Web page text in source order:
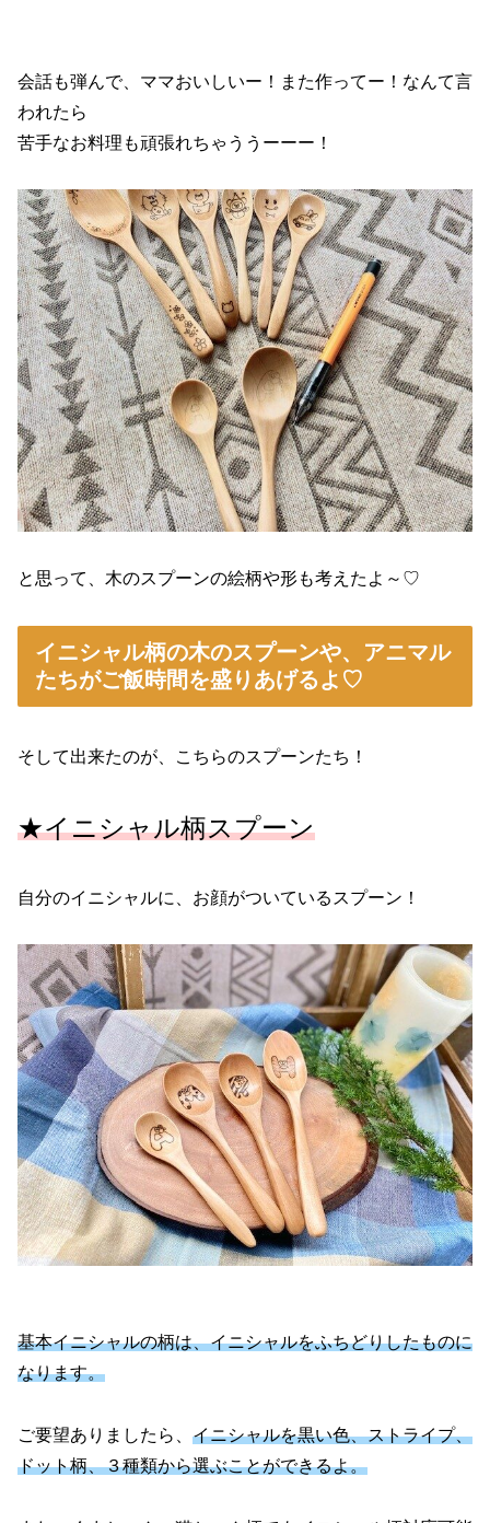
会話も弾んで、ママおいしいー！また作ってー！なんて言
われたら
苦手なお料理も頑張れちゃううーーー！
と思って、木のスプーンの絵柄や形も考えたよ～♡
イニシャル柄の木のスプーンや、アニマル
たちがご飯時間を盛りあげるよ♡
そして出来たのが、こちらのスプーンたち！
★イニシャル柄スプーン
自分のイニシャルに、お顔がついているスプーン！
基本イニシャルの柄は、イニシャルをふちどりしたものに
なります。
ご要望ありましたら、 イニシャルを黒い色、ストライプ、
ドット柄、３種類から選ぶことができるよ。